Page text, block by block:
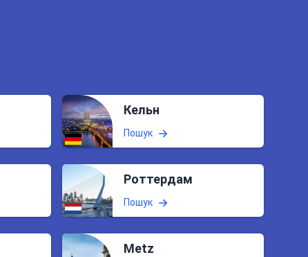
Кельн
Пошук
Роттердам
Пошук
Metz